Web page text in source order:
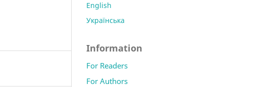
English
Українська
Information
For Readers
For Authors